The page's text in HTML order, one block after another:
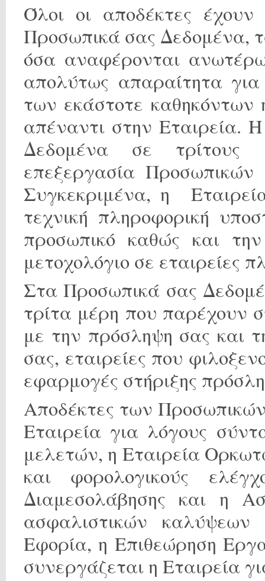
Όλοι οι αποδέκτες
Προσωπικά σας Δεδομένα,
όσα αναφέρονται
απολύτως απαραίτητα
των εκάστοτε
απέναντι στην Εταιρεία.
Δεδομένα σε τρίτους
επεξεργασία
Συγκεκριμένα, η
τεχνική πληροφορική
προσωπικό καθώς και
μετοχολόγιο σε εταιρείες
Στα Προσωπικά σας
τρίτα μέρη που παρέχουν
με την πρόσληψη σας και
σας, εταιρείες που
εφαρμογές στήριξης
Αποδέκτες των
Εταιρεία για λόγους
μελετών, η Εταιρεία
και φορολογικούς
Διαμεσολάβησης και η
ασφαλιστικών
Εφορία, η Επιθεώρηση
συνεργάζεται η Εταιρεία